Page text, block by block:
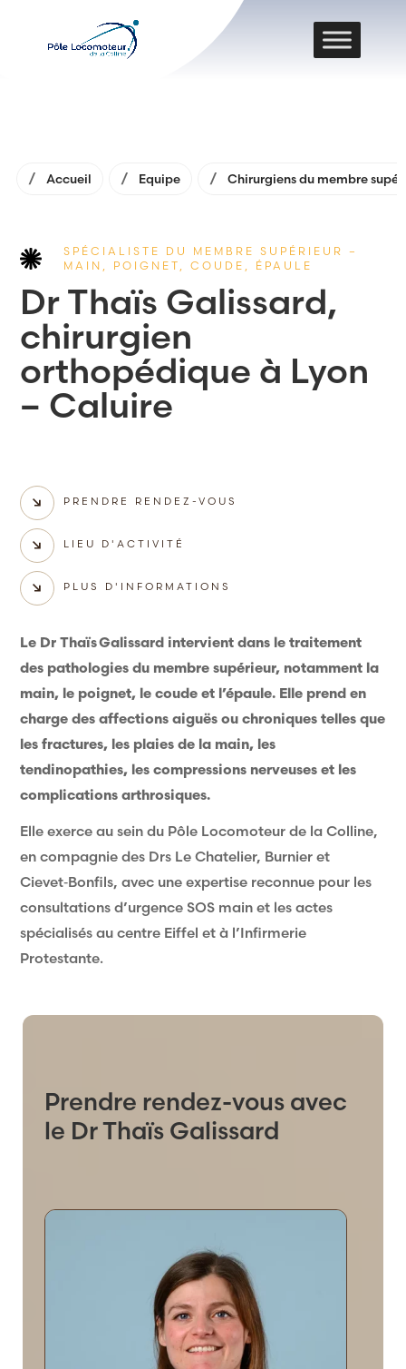
Accueil Equipe Chirurgiens du membre
SPÉCIALISTE DU MEMBRE SUPÉRIEUR –
MAIN, POIGNET, COUDE, ÉPAULE
Dr Thaïs Galissard,
chirurgien
orthopédique à Lyon
– Caluire
PRENDRE RENDEZ-VOUS
LIEU D'ACTIVITÉ
PLUS D'INFORMATIONS
Le Dr Thaïs Galissard intervient dans le traitement
des pathologies du membre supérieur, notamment la
main, le poignet, le coude et l’épaule. Elle prend en
charge des affections aiguës ou chroniques telles que
les fractures, les plaies de la main, les
tendinopathies, les compressions nerveuses et les
complications arthrosiques.
Elle exerce au sein du Pôle Locomoteur de la Colline,
en compagnie des Drs Le Chatelier, Burnier et
Cievet‑Bonfils, avec une expertise reconnue pour les
consultations d’urgence SOS main et les actes
spécialisés au centre Eiffel et à l’Infirmerie
Protestante.
Prendre rendez-vous avec
le Dr Thaïs Galissard